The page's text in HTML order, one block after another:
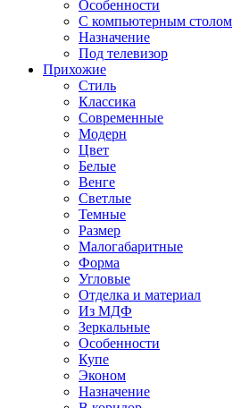
Особенности
С компьютерным столом
Назначение
Под телевизор
Прихожие
Стиль
Классика
Современные
Модерн
Цвет
Белые
Венге
Светлые
Темные
Размер
Малогабаритные
Форма
Угловые
Отделка и материал
Из МДФ
Зеркальные
Особенности
Купе
Эконом
Назначение